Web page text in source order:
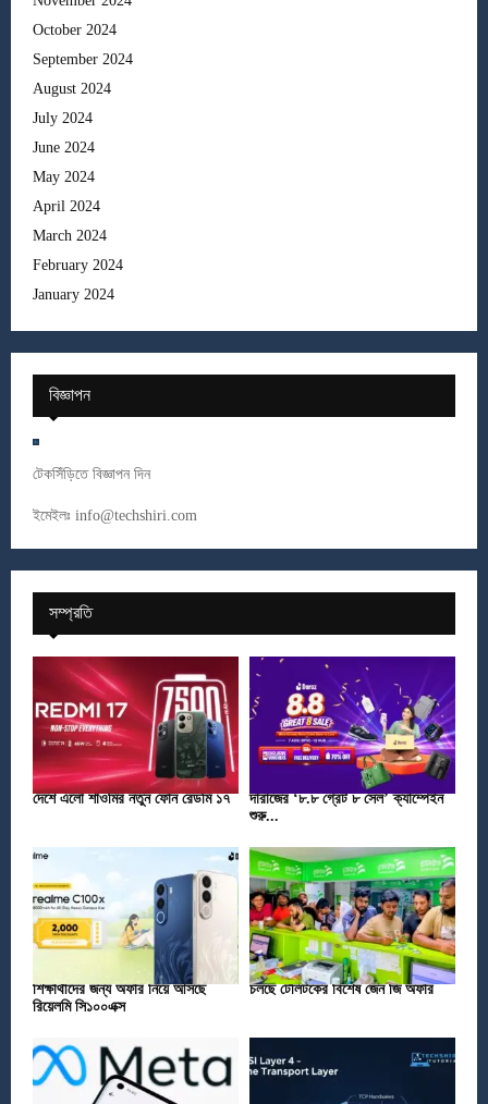
October 2024
September 2024
August 2024
July 2024
June 2024
May 2024
April 2024
March 2024
February 2024
January 2024
বিজ্ঞাপন
টেকসিঁড়িতে বিজ্ঞাপন দিন
ইমেইলঃ info@techshiri.com
সম্প্রতি
দেশে এলো শাওমির নতুন ফোন রেডমি ১৭
দারাজের ‘৮.৮ গ্রেট ৮ সেল’ ক্যাম্পেইন
শুরু...
শিক্ষার্থীদের জন্য অফার নিয়ে আসছে
রিয়েলমি সি১০০এক্স
চলছে টেলিটকের বিশেষ জেন জি অফার